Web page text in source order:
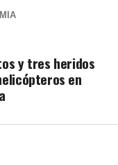
y tres heridos
en